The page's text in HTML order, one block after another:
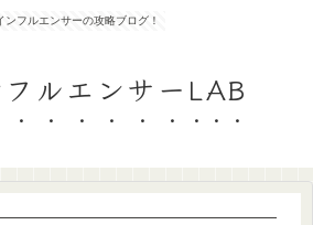
ンフルエンサーの攻略ブログ！
ルエンサーLAB